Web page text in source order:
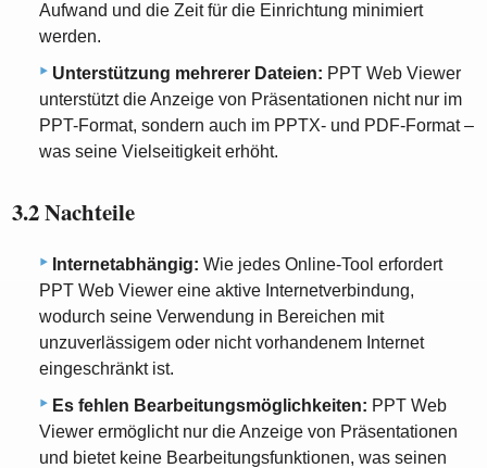
Aufwand und die Zeit für die Einrichtung minimiert
werden.
Unterstützung mehrerer Dateien: PPT Web Viewer
unterstützt die Anzeige von Präsentationen nicht nur im
PPT-Format, sondern auch im PPTX- und PDF-Format –
was seine Vielseitigkeit erhöht.
3.2 Nachteile
Internetabhängig: Wie jedes Online-Tool erfordert
PPT Web Viewer eine aktive Internetverbindung,
wodurch seine Verwendung in Bereichen mit
unzuverlässigem oder nicht vorhandenem Internet
eingeschränkt ist.
Es fehlen Bearbeitungsmöglichkeiten: PPT Web
Viewer ermöglicht nur die Anzeige von Präsentationen
und bietet keine Bearbeitungsfunktionen, was seinen